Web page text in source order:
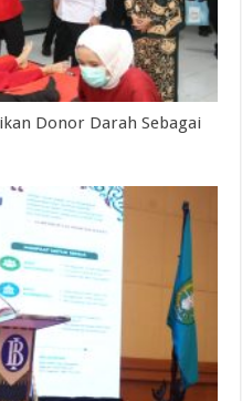
Donor Darah Sebagai